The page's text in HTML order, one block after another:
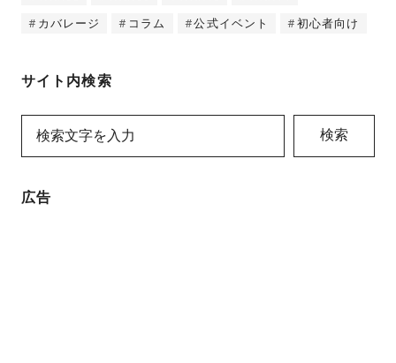
カバレージ コラム 公式イベント 初心者向け
サイト内検索
検索
広告